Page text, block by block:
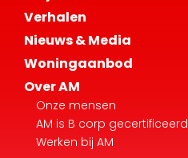
Verhalen
Nieuws & Media
Woningaanbod
Over AM
Onze mensen
AM is B corp gecertificeerd
Werken bij AM